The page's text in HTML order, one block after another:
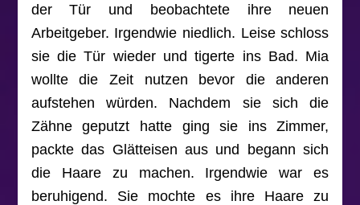
der Tür und beobachtete ihre neuen
Arbeitgeber. Irgendwie niedlich. Leise schloss
sie die Tür wieder und tigerte ins Bad. Mia
wollte die Zeit nutzen bevor die anderen
aufstehen würden. Nachdem sie sich die
Zähne geputzt hatte ging sie ins Zimmer,
packte das Glätteisen aus und begann sich
die Haare zu machen. Irgendwie war es
beruhigend. Sie mochte es ihre Haare zu